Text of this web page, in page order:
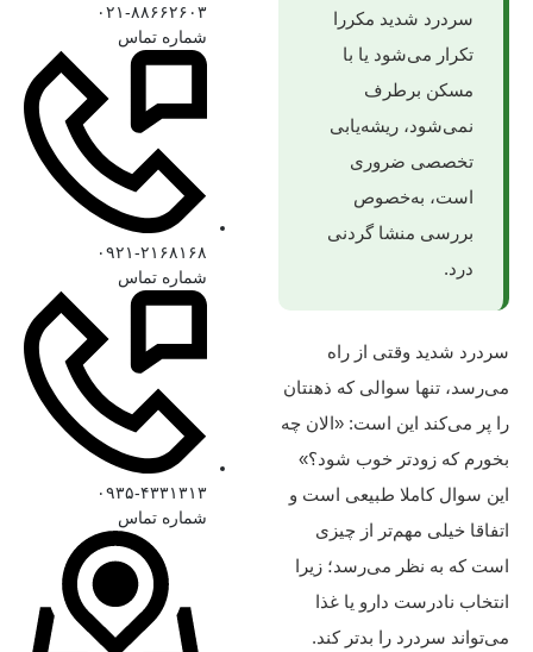
سردرد شدید مکررا
تکرار می‌شود یا با
مسکن برطرف
نمی‌شود، ریشه‌یابی
تخصصی ضروری
است، به‌خصوص
بررسی منشا گردنی
درد.
سردرد شدید وقتی از راه
می‌رسد، تنها سوالی که ذهنتان
را پر می‌کند این است: «الان چه
بخورم که زودتر خوب شود؟»
این سوال کاملا طبیعی است و
اتفاقا خیلی مهم‌تر از چیزی
است که به نظر می‌رسد؛ زیرا
انتخاب نادرست دارو یا غذا
می‌تواند سردرد را بدتر کند.
۰۲۱-۸۸۶۶۲۶۰۳
شماره تماس
۰۹۲۱-۲۱۶۸۱۶۸
شماره تماس
۰۹۳۵-۴۳۳۱۳۱۳
شماره تماس